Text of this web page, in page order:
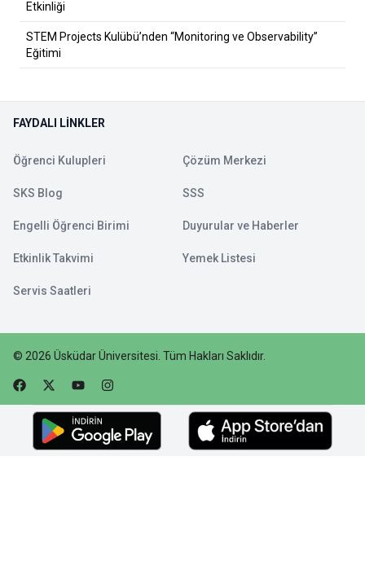
Etkinliği
STEM Projects Kulübü’nden “Monitoring ve Observability”
Eğitimi
FAYDALI LINKLER
Öğrenci Kulupleri Çözüm Merkezi
SKS Blog SSS
Engelli Öğrenci Birimi Duyurular ve Haberler
Etkinlik Takvimi Yemek Listesi
Servis Saatleri
© 2026 Üsküdar Üniversitesi. Tüm Hakları Saklıdır.